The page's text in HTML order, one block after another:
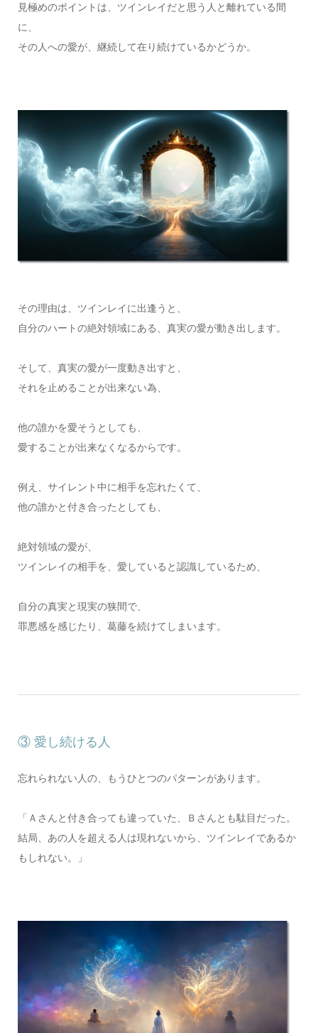
見極めのポイントは、ツインレイだと思う人と離れている間
に、
その人への愛が、継続して在り続けているかどうか。
その理由は、ツインレイに出逢うと、
自分のハートの絶対領域にある、真実の愛が動き出します。
そして、真実の愛が一度動き出すと、
それを止めることが出来ない為、
他の誰かを愛そうとしても、
愛することが出来なくなるからです。
例え、サイレント中に相手を忘れたくて、
他の誰かと付き合ったとしても、
絶対領域の愛が、
ツインレイの相手を、愛していると認識しているため、
自分の真実と現実の狭間で、
罪悪感を感じたり、葛藤を続けてしまいます。
③ 愛し続ける人
忘れられない人の、もうひとつのパターンがあります。
「Ａさんと付き合っても違っていた、Ｂさんとも駄目だった。
結局、あの人を超える人は現れないから、ツインレイであるか
もしれない。」